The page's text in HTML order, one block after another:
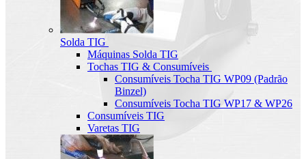
Solda TIG
Máquinas Solda TIG
Tochas TIG & Consumíveis
Consumíveis Tocha TIG WP09 (Padrão
Binzel)
Consumíveis Tocha TIG WP17 & WP26
Consumíveis TIG
Varetas TIG